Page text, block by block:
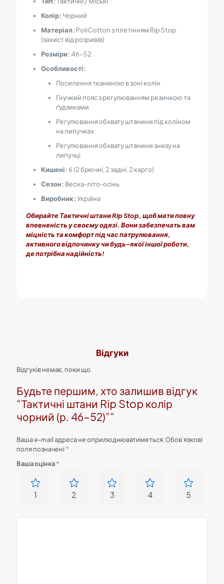
Колір: Чорний
Матеріал: PoliCotton з плетінням Rip Stop
(захист від розривів)
Розміри: 46−52
Особливості:
Посилення тканиною в зоні колін
Гнучкий пояс з регулюванням резинкою та
ґудзиками
Регулювання обхвату штанини під коліном
на липучках
Регулювання обхвату штанини знизу на
липучці
Кишені: 6 (2 брючні, 2 задні, 2 карго)
Сезон: Весна-літо-осінь
Виробник:Україна
Обирайте Тактичні штани Rip Stop, щоб мати повну
впевненість у своєму одязі. Вони забезпечать вам
міцність та комфорт під час патрулювання,
активного відпочинку чи будь-якої іншої роботи,
де потрібна надійність!
Відгуки
Відгуків немає, поки що.
Будьте першим, хто залишив відгук
“Тактичні штани Rip Stop колір
чорний (р. 46-52)”“
Ваша e-mail адреса не оприлюднюватиметься. Обов’язкові
поля позначені *
Ваша оцінка*
1 2 3 4 5